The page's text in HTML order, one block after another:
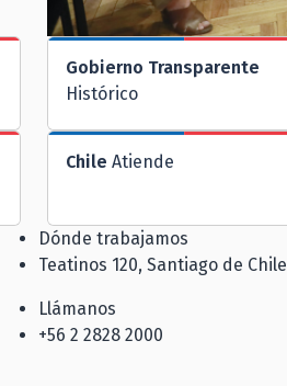
Gobierno Transparente
Histórico
Chile Atiende
Dónde trabajamos
Teatinos 120, Santiago de Chile
Llámanos
+56 2 2828 2000